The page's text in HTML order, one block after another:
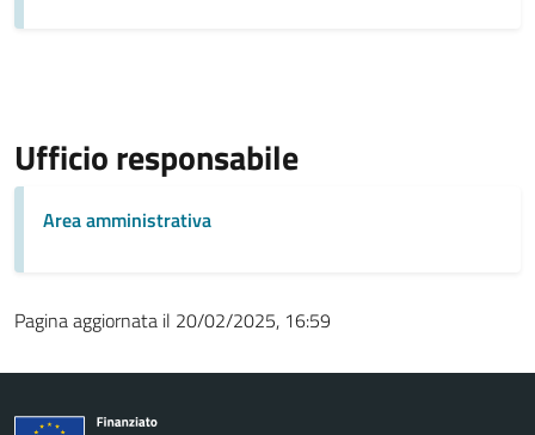
Ufficio responsabile
Area amministrativa
Pagina aggiornata il 20/02/2025, 16:59